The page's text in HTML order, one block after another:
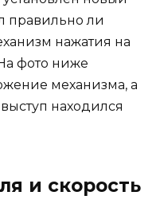
правильно ли
нажатия на
фото ниже
механизма, а
находился
и скорость